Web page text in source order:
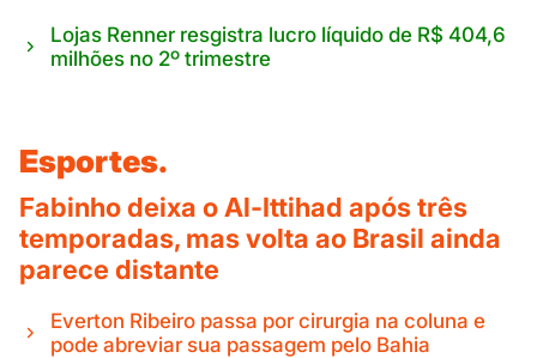
Lojas Renner resgistra lucro líquido de R$ 404,6
milhões no 2º trimestre
Esportes.
Fabinho deixa o Al-Ittihad após três
temporadas, mas volta ao Brasil ainda
parece distante
Everton Ribeiro passa por cirurgia na coluna e
pode abreviar sua passagem pelo Bahia